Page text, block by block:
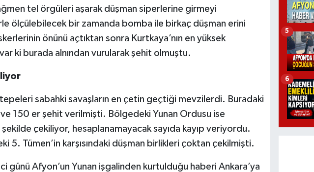
tel örgüleri aşarak düşman siperlerine girmeyi
ölçülebilecek bir zamanda bomba ile birkaç düşman erini
önünü açtıktan sonra Kurtkaya’nın en yüksek
var ki burada alnından vurularak şehit olmuştu.
sabahki savaşların en çetin geçtiği mevzilerdi. Buradaki
150 er şehit verilmişti. Bölgedeki Yunan Ordusu ise
şekilde çekiliyor, hesaplanamayacak sayıda kayıp veriyordu.
5. Tümen’in karşısındaki düşman birlikleri çoktan çekilmişti.
günü Afyon’un Yunan işgalinden kurtulduğu haberi Ankara’ya
5
6